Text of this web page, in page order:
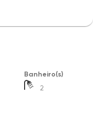
Banheiro(s)
2